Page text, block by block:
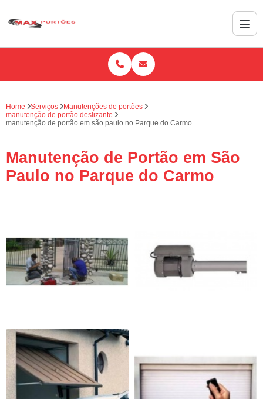
Home Serviços
Manutenções de portões
manutenção de portão deslizante
manutenção de portão em são paulo no Parque do Carmo
Manutenção de Portão em São
Paulo no Parque do Carmo